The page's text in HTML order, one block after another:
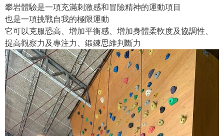
攀岩體驗是一項充滿刺激感和冒險精神的運動項目
也是一項挑戰自我的極限運動
它可以克服恐高、增加平衡感、增加身體柔軟度及協調性、
提高觀察力及專注力、鍛鍊思維判斷力